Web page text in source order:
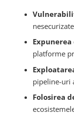
platforme
pipeline-uri
Folosirea